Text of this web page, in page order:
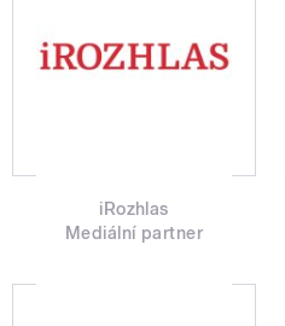
iRozhlas
Mediální partner